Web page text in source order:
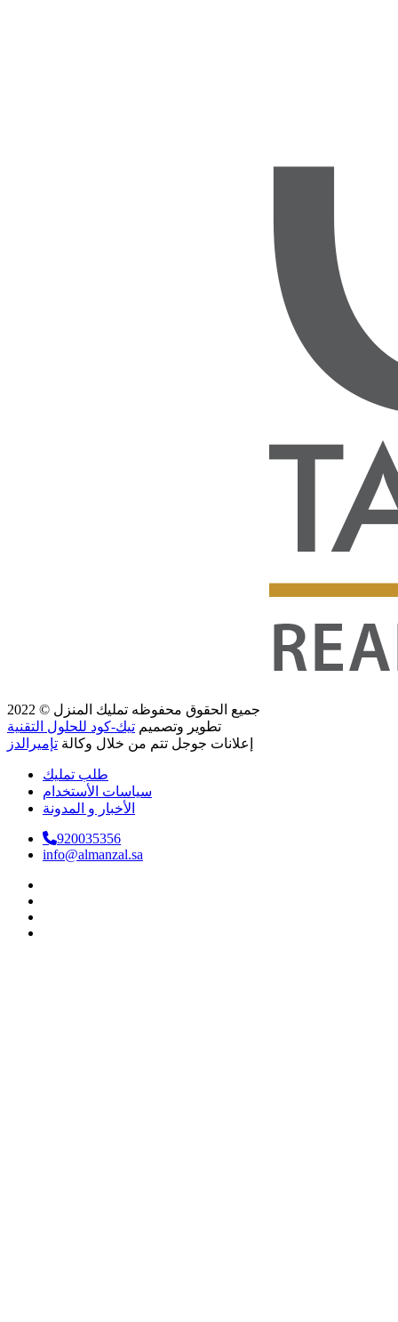
جميع الحقوق محفوظه تمليك المنزل © 2022
تطوير وتصميم تيك-كود للحلول التقنية
إعلانات جوجل تتم من خلال وكالة تإميرالدز
طلب تمليك
سياسات الأستخدام
الأخبار و المدونة
920035356
info@almanzal.sa